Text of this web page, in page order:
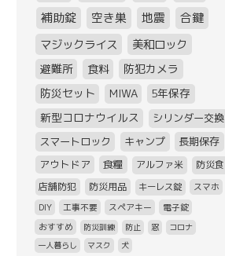
補助錠
空き巣 地震
合鍵
マジックライス
美和ロック
避難所 食料
防犯カメラ
防災セット
MIWA
5年保存
新型コロナウイルス
シリンダー交換
スマートロック
キャンプ
長期保存
アウトドア
食糧 アルファ米
防災食
店舗防犯
防災用品 キーレス錠
スマホ
DIY
工事不要 スペアキー
電子錠
おすすめ
防災訓練 防止 窓
コロナ
一人暮らし
マスク 犬